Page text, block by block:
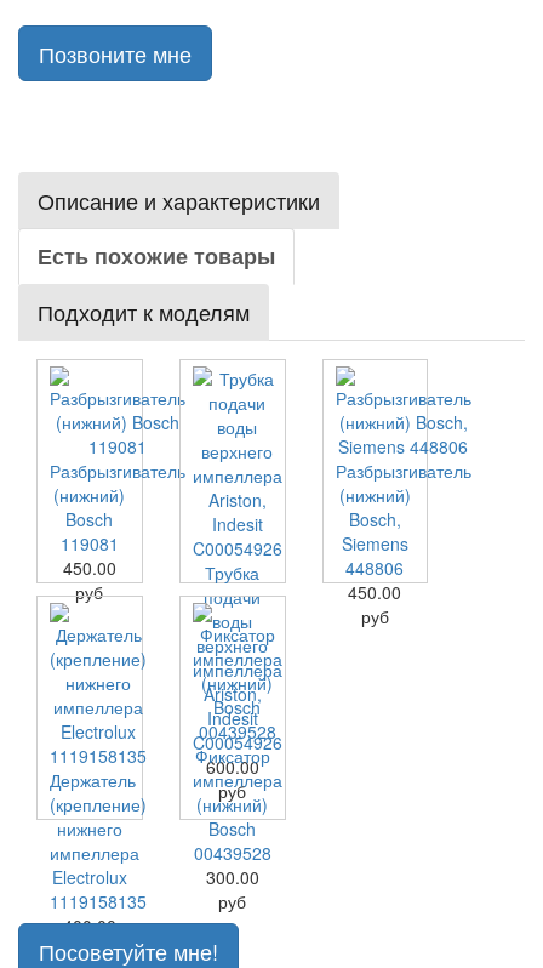
Позвоните мне
Описание и характеристики
Есть похожие товары
Подходит к моделям
Разбрызгиватель
(нижний)
Bosch
119081
450.00
руб
Трубка
подачи
воды
верхнего
импеллера
Ariston,
Indesit
C00054926
600.00
руб
Разбрызгиватель
(нижний)
Bosch,
Siemens
448806
450.00
руб
Держатель
(крепление)
нижнего
импеллера
Electrolux
1119158135
400.00
руб
Фиксатор
импеллера
(нижний)
Bosch
00439528
300.00
руб
Посоветуйте мне!